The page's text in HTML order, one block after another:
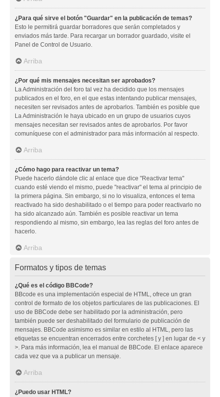
¿Para qué sirve el botón "Guardar" en la publicación de temas?
Esto le permitirá guardar borradores que serán completados y
enviados más tarde. Para recargar un borrador guardado, visite el
Panel de Control de Usuario.
Arriba
¿Por qué mis mensajes necesitan ser aprobados?
La Administración del foro tal vez ha decidido que los mensajes
publicados en el foro, en el que estas intentando publicar mensajes,
necesiten ser revisados antes de aprobarlos. También es posible que
La Administración le haya ubicado en un grupo de usuarios cuyos
mensajes necesitan ser revisados antes de aprobarlos. Por favor
comuníquese con el administrador para más información al respecto.
Arriba
¿Cómo hago para reactivar un tema?
Puede hacerlo dándole clic al enlace que dice "Reactivar tema"
cuando esté viendo el mismo, puede "reactivar" el tema al principio de
la primera página. Sin embargo, si no lo visualiza, entonces el tema
reactivado ha sido deshabilitado o el tiempo para poder reactivarlo no
ha sido alcanzado aún. También es posible reactivar un tema
respondiendo al mismo, sin embargo, lea las reglas del foro antes de
hacerlo.
Arriba
Formatos y tipos de temas
¿Qué es el código BBCode?
BBcode es una implementación especial de HTML, ofrece un gran
control de formato de los objetos particulares de las publicaciones. El
uso de BBCode debe ser habilitado por la administración, pero
también puede ser deshabilitado del formulario de publicación de
mensajes. BBCode asimismo es similar en estilo al HTML, pero las
etiquetas se encuentran encerrados entre corchetes [ y ] en lugar de < y
>. Para más información, lea el manual de BBCode. El enlace aparece
cada vez que va a publicar un mensaje.
Arriba
¿Puedo usar HTML?